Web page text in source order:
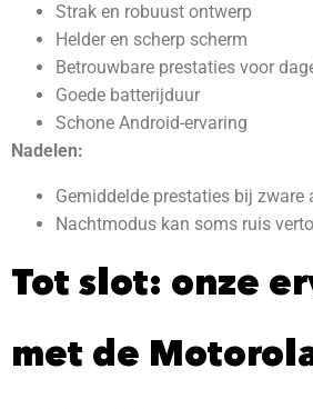
Strak en robuust ontwerp
Helder en scherp scherm
Betrouwbare prestaties voor
Goede batterijduur
Schone Android-ervaring
Nadelen:
Gemiddelde prestaties bij zware
Nachtmodus kan soms ruis
Tot slot: onze
met de